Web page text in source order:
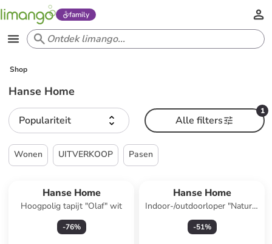
family
Shop
Hanse Home
Populariteit
1
Alle filters
Wonen UITVERKOOP Pasen
Hanse Home
Hoogpolig tapijt "Olaf" wit
-76%
Hanse Home
Indoor-/outdoorloper "Nature"
crème
-51%